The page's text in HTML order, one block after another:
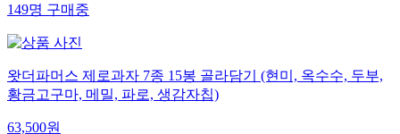
149명 구매중
왓더파머스 제로과자 7종 15봉 골라담기 (현미, 옥수수, 두부,
황금고구마, 메밀, 파로, 생감자칩)
63,500원